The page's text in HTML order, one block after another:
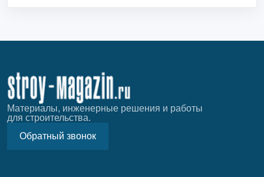
Материалы, инженерные решения и работы
для строительства.
Обратный звонок